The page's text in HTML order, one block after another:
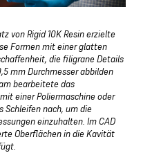
von Rigid 10K Resin erzielte
Formen mit einer glatten
die filigrane Details
mm Durchmesser abbilden
bearbeitete das
einer Poliermaschine oder
Schleifen nach, um die
einzuhalten. Im CAD
Oberflächen in die Kavität